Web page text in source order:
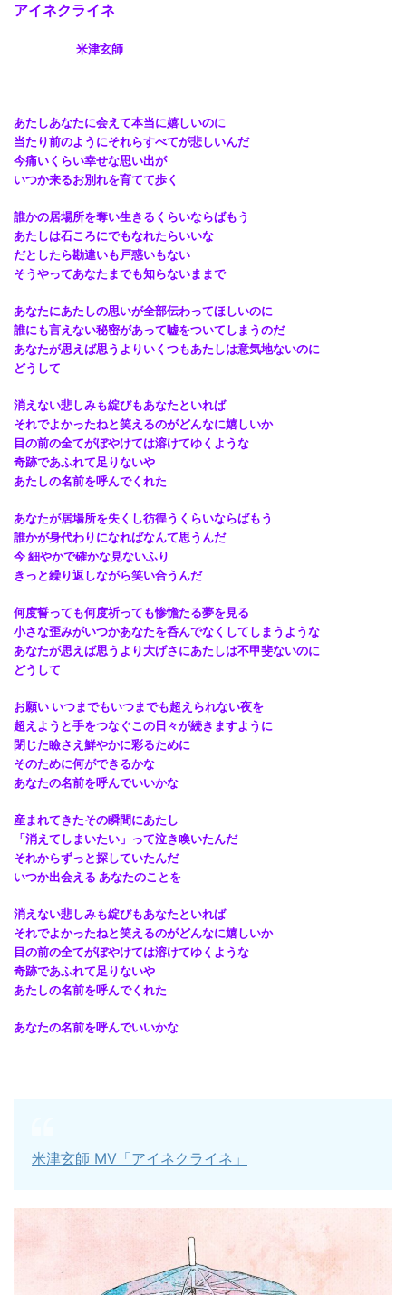
アイネクライネ
米津玄師
あたしあなたに会えて本当に嬉しいのに
当たり前のようにそれらすべてが悲しいんだ
今痛いくらい幸せな思い出が
いつか来るお別れを育てて歩く
誰かの居場所を奪い生きるくらいならばもう
あたしは石ころにでもなれたらいいな
だとしたら勘違いも戸惑いもない
そうやってあなたまでも知らないままで
あなたにあたしの思いが全部伝わってほしいのに
誰にも言えない秘密があって嘘をついてしまうのだ
あなたが思えば思うよりいくつもあたしは意気地ないのに
どうして
消えない悲しみも綻びもあなたといれば
それでよかったねと笑えるのがどんなに嬉しいか
目の前の全てがぼやけては溶けてゆくような
奇跡であふれて足りないや
あたしの名前を呼んでくれた
あなたが居場所を失くし彷徨うくらいならばもう
誰かが身代わりになればなんて思うんだ
今 細やかで確かな見ないふり
きっと繰り返しながら笑い合うんだ
何度誓っても何度祈っても惨憺たる夢を見る
小さな歪みがいつかあなたを呑んでなくしてしまうような
あなたが思えば思うより大げさにあたしは不甲斐ないのに
どうして
お願い いつまでもいつまでも超えられない夜を
超えようと手をつなぐこの日々が続きますように
閉じた瞼さえ鮮やかに彩るために
そのために何ができるかな
あなたの名前を呼んでいいかな
産まれてきたその瞬間にあたし
「消えてしまいたい」って泣き喚いたんだ
それからずっと探していたんだ
いつか出会える あなたのことを
消えない悲しみも綻びもあなたといれば
それでよかったねと笑えるのがどんなに嬉しいか
目の前の全てがぼやけては溶けてゆくような
奇跡であふれて足りないや
あたしの名前を呼んでくれた
あなたの名前を呼んでいいかな
米津玄師 MV 「アイネクライネ」